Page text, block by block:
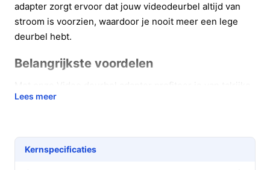
adapter zorgt ervoor dat jouw videodeurbel altijd van
stroom is voorzien, waardoor je nooit meer een lege
deurbel hebt.
Belangrijkste voordelen
voordelen die het gebruik van je videodeurbel
Ononderbroken werking:Je deurbel is altijd
operationeel, wat bijdraagt aan de veiligheid van je
Lees meer
Kernspecificaties